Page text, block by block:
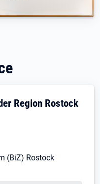
Region Rostock
(BiZ) Rostock